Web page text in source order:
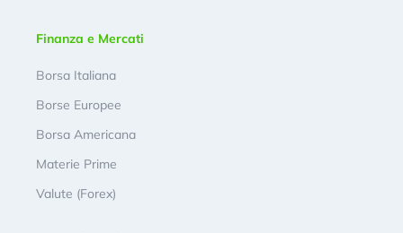
Finanza e Mercati
Borsa Italiana
Borse Europee
Borsa Americana
Materie Prime
Valute (Forex)